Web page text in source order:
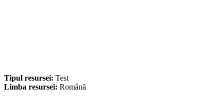
Tipul resursei: Test
Limba resursei: Română